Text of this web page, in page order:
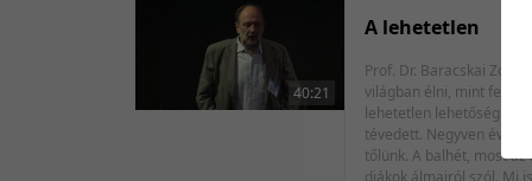
40:21
A lehetetlen
Prof. Dr. Baracskai Zoltán Prof. Dr. Mérő László "A lehetetlen csupán egy nagy szó, amellyel a kis emberek dobálóznak, mert számukra könnyebb egy készen kapott
világban élni, mint
lehetetlen lehetőség. A
tévedett. Negyven évvel
tőlünk. A balhét, most
diákok álmairól szól. Mi